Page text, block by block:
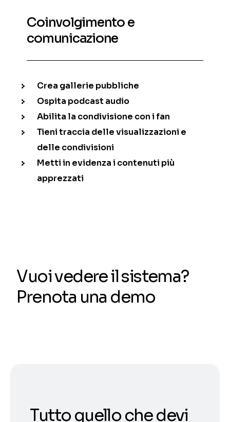
Coinvolgimento e
comunicazione
Crea gallerie pubbliche
Ospita podcast audio
Abilita la condivisione con i fan
Tieni traccia delle visualizzazioni e
delle condivisioni
Metti in evidenza i contenuti più
apprezzati
Vuoi vedere il sistema?
Prenota una demo
Tutto quello che devi